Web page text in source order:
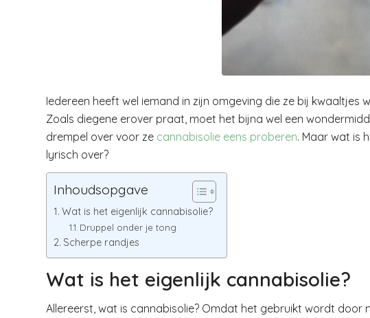
Iedereen heeft wel iemand in zijn omgeving die ze bij kwaaltjes
Zoals diegene erover praat, moet het bijna wel een
drempel over voor ze cannabisolie eens proberen. Maar wat is
lyrisch over?
Inhoudsopgave
Wat is het eigenlijk cannabisolie?
Druppel onder je tong
Scherpe randjes
Wat is het eigenlijk cannabisolie?
Allereerst, wat is cannabisolie? Omdat het gebruikt wordt